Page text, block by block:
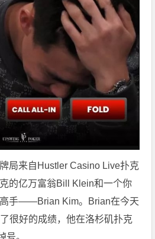
局来自Hustler Casino Live扑克
的亿万富翁Bill Klein和一个你
手——Brian Kim。Brian在今天
很好的成绩，他在洛杉矶扑克
号。